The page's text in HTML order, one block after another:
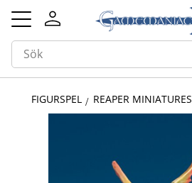
Meny
FIGURSPEL REAPER MINIATURES